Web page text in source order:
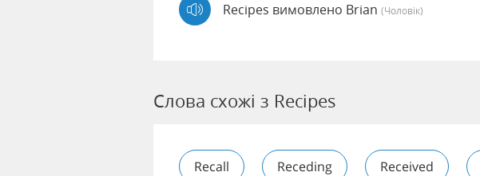
Recipes вимовлено Brian (чоловік)
Слова схожі з Recipes
Recall Receding Received